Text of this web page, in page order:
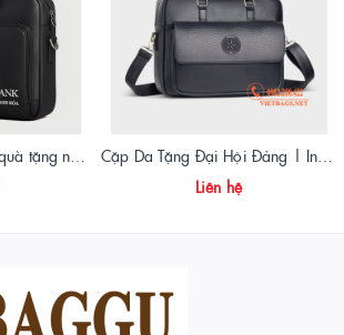
Sản xuất túi xách da quà tặng ngân hàng Agribank - Vietbags Trọng Phát
Cặp Da Tặng Đại Hội Đảng | In Logo – Thiết Kế Sang Trọng – Giao Nhanh Toàn Quốc
Liên hệ